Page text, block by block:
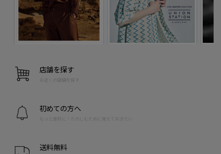
店舗を探す
お近くの店舗を探す
初めての方へ
もっと便利に！たのしむために覚えておきたい
送料無料